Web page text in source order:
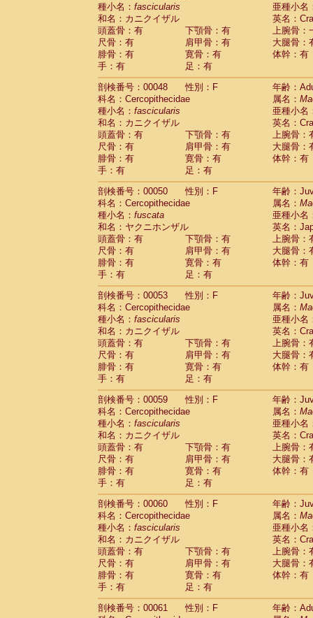
Cercopithecidae
Trachypithecus
Cercopithecidae
Trachypithecus
CercopithecidaeTrachypithecus
CercopithecidaeColobinae spp.(0)
CercopithecidaePresbytesinaespp.(0)
CercopithecidaeCercopithecidae
HylobatidaeHoolock hoolock(1)
HylobatidaeHylobates agilis
HylobatidaeHylobates klossii (0)
Hylobatidae
HylobatidaeHylobates moloch(2)
Hylobatidae Hylobates muelleri(0)
HylobatidaeHylobates pileatus(3)
Hylobatidae Hylobates
HylobatidaeHylobateshybrid(1)
HylobatidaeNomascus concolor(0)
HylobatidaeSymphalangus
Hominidae
(0)
HominidaePan troglodytes
Hominidae Gorilla gorilla beringei(0)
Hominidae Gorilla gorilla gorilla(0)
Primates misc.(0)
Scandentia Dendrogale melanura
Scandentia Ptilocercus lowii
ScandentiaTupaia glis
Scandentia
Scandentia
種小名： fascicularis
亜種小名
和名：カニクイザル
英名：
頭蓋骨：有
下顎骨：有
上腕骨：
尺骨：有
肩甲骨：有
大腿骨：
腓骨：有
寛骨：有
体幹：有
手：有
足：有
剖検番号：00048
性別：F
年齢：
科名：Cercopithecidae
属名：
種小名： fascicularis
亜種小名
和名：カニクイザル
英名：
頭蓋骨：有
下顎骨：有
上腕骨：
尺骨：有
肩甲骨：有
大腿骨：
腓骨：有
寛骨：有
体幹：有
手：有
足：有
剖検番号：00050
性別：F
年齢：
科名：Cercopithecidae
属名：
種小名： fuscata
亜種小名
和名：ヤクニホンザル
英名：
頭蓋骨：有
下顎骨：有
上腕骨：
尺骨：有
肩甲骨：有
大腿骨：
腓骨：有
寛骨：有
体幹：有
手：有
足：有
剖検番号：00053
性別：F
年齢：
科名：Cercopithecidae
属名：
種小名： fascicularis
亜種小名
和名：カニクイザル
英名：
頭蓋骨：有
下顎骨：有
上腕骨：
尺骨：有
肩甲骨：有
大腿骨：
腓骨：有
寛骨：有
体幹：有
手：有
足：有
剖検番号：00059
性別：F
年齢：
科名：Cercopithecidae
属名：
種小名： fascicularis
亜種小名
和名：カニクイザル
英名：
頭蓋骨：有
下顎骨：有
上腕骨：
尺骨：有
肩甲骨：有
大腿骨：
腓骨：有
寛骨：有
体幹：有
手：有
足：有
剖検番号：00060
性別：F
年齢：
科名：Cercopithecidae
属名：
種小名： fascicularis
亜種小名
和名：カニクイザル
英名：
頭蓋骨：有
下顎骨：有
上腕骨：
尺骨：有
肩甲骨：有
大腿骨：
腓骨：有
寛骨：有
体幹：有
手：有
足：有
剖検番号：00061
性別：F
年齢：